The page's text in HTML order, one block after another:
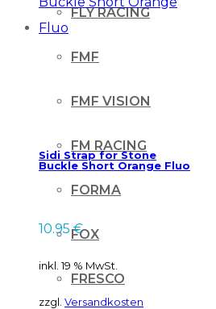
FLY RACING
FMF
FMF VISION
FM RACING
FORMA
FOX
FRESCO
Sidi Strap for Stone
Buckle Short Orange Fluo
10.95€
inkl. 19 % MwSt.
zzgl. Versandkosten